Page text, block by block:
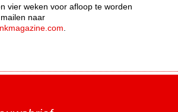
vier weken voor afloop te worden
naar